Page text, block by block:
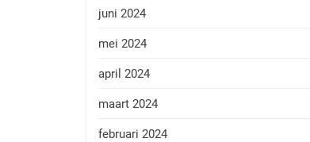
juni 2024
mei 2024
april 2024
maart 2024
februari 2024